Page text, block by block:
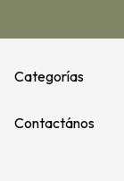
Categorías
Contactános